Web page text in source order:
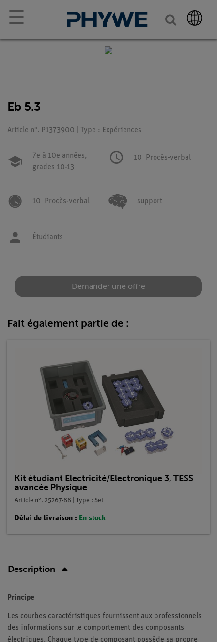
☰
Eb 5.3
Article n°. P1373900 | Type : Expériences
7e à 10e années,
grades 10-13
10 Procès-verbal
10 Procès-verbal support
Étudiants
Demander une offre
Fait également partie de :
Kit étudiant Electricité/Electronique 3, TESS
avancée Physique
Article n°. 25267-88 | Type : Set
Délai de livraison : En stock
Description
Principe
Les courbes caractéristiques fournissent aux professionnels
des informations sur le comportement des composants
électriques. Chaque type de composant possède sa propre